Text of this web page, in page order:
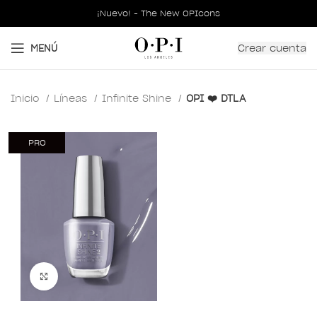
¡Nuevo! - The New OPIcons
MENÚ Crear cuenta
Inicio Líneas Infinite Shine OPI ❤️ DTLA
Clic para ampliar
PRO